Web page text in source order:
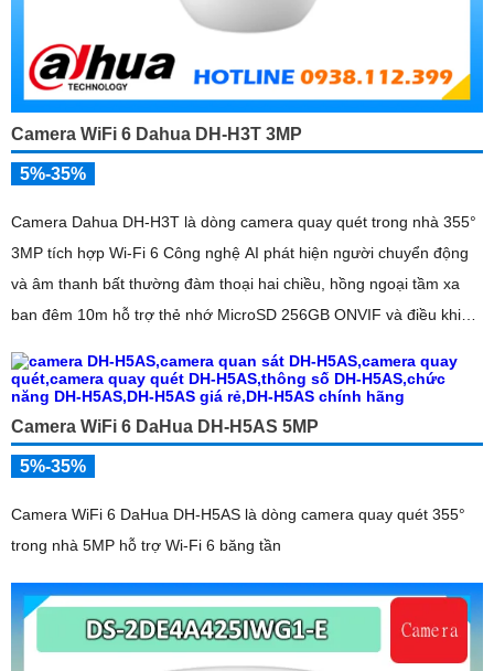
Camera WiFi 6 Dahua DH-H3T 3MP
5%-35%
Camera Dahua DH-H3T là dòng camera quay quét trong nhà 355°
3MP tích hợp Wi-Fi 6 Công nghệ AI phát hiện người chuyển động
và âm thanh bất thường đàm thoại hai chiều, hồng ngoại tầm xa
ban đêm 10m hỗ trợ thẻ nhớ MicroSD 256GB ONVIF và điều khiển
Camera WiFi 6 DaHua DH-H5AS 5MP
5%-35%
Camera WiFi 6 DaHua DH-H5AS là dòng camera quay quét 355°
trong nhà 5MP hỗ trợ Wi-Fi 6 băng tần